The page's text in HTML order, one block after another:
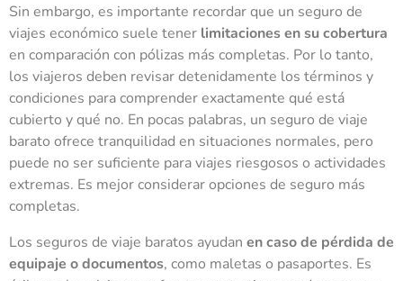
Sin embargo, es importante recordar que un seguro de
viajes económico suele tener limitaciones en su cobertura
en comparación con pólizas más completas. Por lo tanto,
los viajeros deben revisar detenidamente los términos y
condiciones para comprender exactamente qué está
cubierto y qué no. En pocas palabras, un seguro de viaje
barato ofrece tranquilidad en situaciones normales, pero
puede no ser suficiente para viajes riesgosos o actividades
extremas. Es mejor considerar opciones de seguro más
completas.
Los seguros de viaje baratos ayudan en caso de pérdida de
equipaje o documentos, como maletas o pasaportes. Es